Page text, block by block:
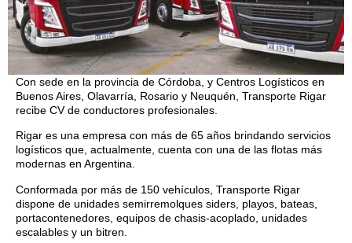
Con sede en la provincia de Córdoba, y Centros Logísticos en
Buenos Aires, Olavarría, Rosario y Neuquén, Transporte Rigar
recibe CV de conductores profesionales.
Rigar es una empresa con más de 65 años brindando servicios
logísticos que, actualmente, cuenta con una de las flotas más
modernas en Argentina.
Conformada por más de 150 vehículos, Transporte Rigar
dispone de unidades semirremolques siders, playos, bateas,
portacontenedores, equipos de chasis-acoplado, unidades
escalables y un bitren.